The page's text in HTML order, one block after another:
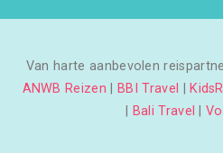
Van harte aanbevolen
ANWB Reizen
BBI Travel
Bali Travel |